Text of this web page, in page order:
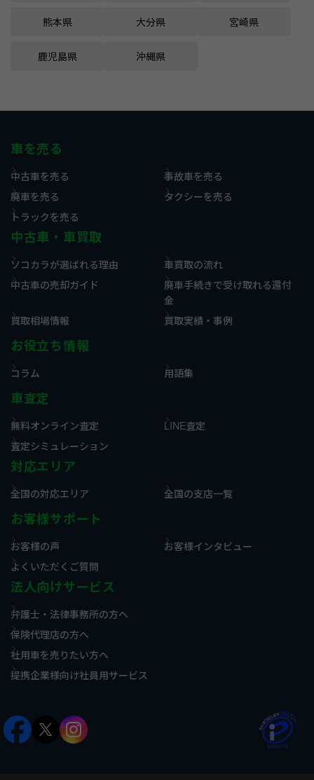
熊本県 大分県 宮崎県
鹿児島県 沖縄県
車を売る
中古車を売る
事故車を売る
廃車を売る
タクシーを売る
トラックを売る
中古車・車買取
ソコカラが選ばれる理由
車買取の流れ
中古車の売却ガイド
廃車手続きで受け取れる還付
金
買取相場情報
買取実績・事例
お役立ち情報
コラム 用語集
車査定
無料オンライン査定
LINE査定
査定シミュレーション
対応エリア
全国の対応エリア 全国の支店一覧
お客様サポート
お客様の声
お客様インタビュー
よくいただくご質問
法人向けサービス
弁護士・法律事務所の方へ
保険代理店の方へ
社用車を売りたい方へ
提携企業様向け社員用サービス